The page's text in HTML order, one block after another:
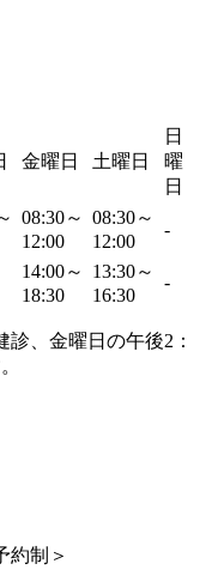
金曜日 土曜日
日
曜
日
08:30～
12:00
08:30～
12:00
-
14:00～
18:30
13:30～
16:30
-
、金曜日の午後2：
約制＞